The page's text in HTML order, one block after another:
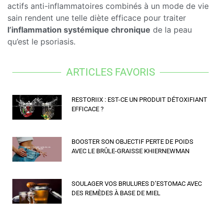
actifs anti-inflammatoires combinés à un mode de vie
sain rendent une telle diète efficace pour traiter
l’inflammation systémique chronique de la peau
qu’est le psoriasis.
ARTICLES FAVORIS
RESTORIIX : EST-CE UN PRODUIT DÉTOXIFIANT
EFFICACE ?
BOOSTER SON OBJECTIF PERTE DE POIDS
AVEC LE BRÛLE-GRAISSE KHIERNEWMAN
SOULAGER VOS BRULURES D’ESTOMAC AVEC
DES REMÈDES À BASE DE MIEL